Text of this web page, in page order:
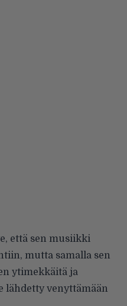
että sen musiikki
mutta samalla sen
ytimekkäitä ja
lähdetty venyttämään